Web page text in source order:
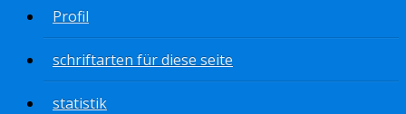
Profil
schriftarten für diese seite
statistik